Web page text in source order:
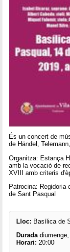
És un concert de
de Händel,
Organitza: Estança
amb la vocació de
XVIII amb criteris
Patrocina: Regidoria
de Sant Pasqual
Lloc: Basílica de
Durada
Horari: 20:00